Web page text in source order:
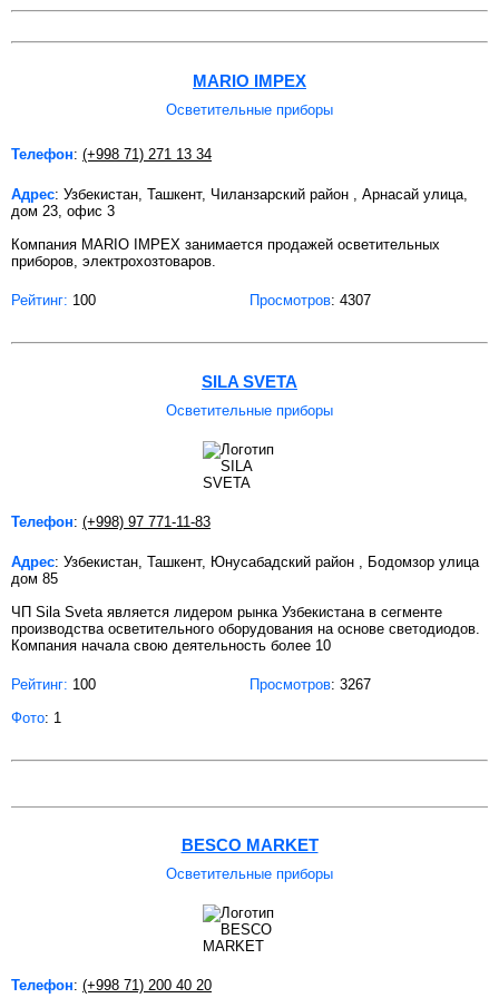
MARIO IMPEX
Осветительные приборы
Телефон: (+998 71) 271 13 34
Адрес: Узбекистан, Ташкент, Чиланзарский район , Арнасай улица,
дом 23, офис 3
Компания MARIO IMPEX занимается продажей осветительных
приборов, электрохозтоваров.
Рейтинг: 100 Просмотров: 4307
SILA SVETA
Осветительные приборы
Телефон: (+998) 97 771-11-83
Адрес: Узбекистан, Ташкент, Юнусабадский район , Бодомзор улица
дом 85
ЧП Sila Sveta является лидером рынка Узбекистана в сегменте
производства осветительного оборудования на основе светодиодов.
Компания начала свою деятельность более 10
Рейтинг: 100 Просмотров: 3267
Фото: 1
BESCO MARKET
Осветительные приборы
Телефон: (+998 71) 200 40 20